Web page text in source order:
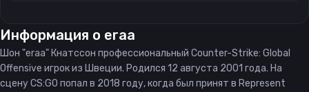
Информация о eraa
Шон "eraa" Кнатссон профессиональный Counter-Strike: Global
Offensive игрок из Швеции. Родился 12 августа 2001 года. На
сцену CS:GO попал в 2018 году, когда был принят в Represent